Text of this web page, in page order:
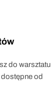
do warsztatu
od